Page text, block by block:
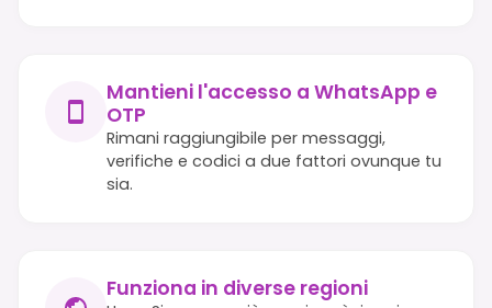
Mantieni l'accesso a WhatsApp e
OTP
Rimani raggiungibile per messaggi,
verifiche e codici a due fattori ovunque tu
sia.
Funziona in diverse regioni